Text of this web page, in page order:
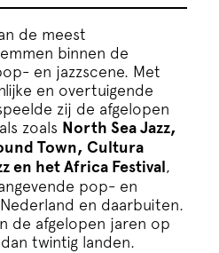
de meest
binnen de
en jazzscene. Met
en overtuigende
zij de afgelopen
zoals North Sea Jazz,
Town, Cultura
en het Africa Festival,
pop- en
en daarbuiten.
de afgelopen jaren op
twintig landen.